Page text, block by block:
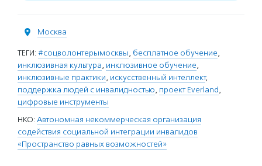
Москва
ТЕГИ: #соцволонтерымосквы, бесплатное обучение,
инклюзивная культура, инклюзивное обучение,
инклюзивные практики, искусственный интеллект,
поддержка людей с инвалидностью, проект Everland,
цифровые инструменты
НКО: Автономная некоммерческая организация
содействия социальной интеграции инвалидов
«Пространство равных возможностей»